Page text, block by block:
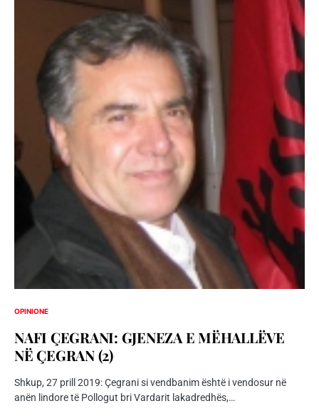
OPINIONE
NAFI ÇEGRANI: GJENEZA E MËHALLËVE
NË ÇEGRAN (2)
Shkup, 27 prill 2019: Çegrani si vendbanim është i vendosur në
anën lindore të Pollogut bri Vardarit lakadredhës,…